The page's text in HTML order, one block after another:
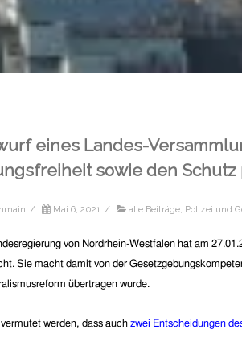
eines Landes-
sowie den
/ Mai 6, 2021 / alle Beiträge Polizei und
von Nordrhein-Westfalen hat am
Sie macht damit von der
übertragen wurde.
werden, dass auch zwei Entscheidungen